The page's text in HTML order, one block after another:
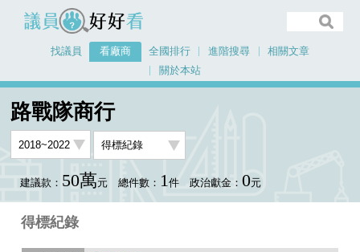
議員好好看
找議員 看廠商 全國排行 進階搜尋
相關文章
關於本站
路戰隊商行
建議款： 50萬元 總件數： 1件 政治獻金： 0元
得標紀錄